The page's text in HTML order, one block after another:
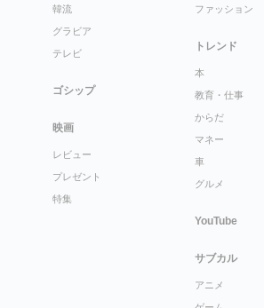
韓流
グラビア
テレビ
ゴシップ
映画
レビュー
プレゼント
特集
ファッション
トレンド
本
教育・仕事
からだ
マネー
車
グルメ
YouTube
サブカル
アニメ